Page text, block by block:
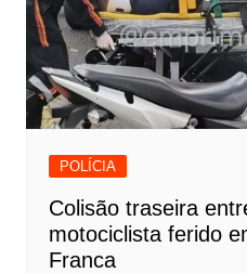
POLÍCIA
Colisão traseira
motociclista ferido
Franca